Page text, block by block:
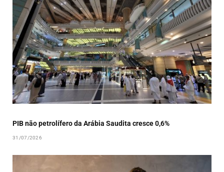
PIB não petrolífero da Arábia Saudita cresce 0,6%
31/07/2026